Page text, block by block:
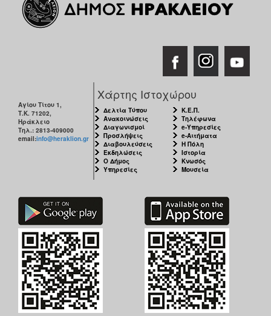
Αγίου Τίτου 1,
Τ.Κ. 71202,
Ηράκλειο
Τηλ.: 2813-409000
email:info@heraklion.gr
Χάρτης Ιστοχώρου
Δελτία Τύπου
Ανακοινώσεις
Διαγωνισμοί
Προσλήψεις
Διαβουλεύσεις
Εκδηλώσεις
Ο Δήμος
Υπηρεσίες
Κ.Ε.Π.
Τηλέφωνα
e-Υπηρεσίες
e-Αιτήματα
Η Πόλη
Ιστορία
Κνωσός
Μουσεία